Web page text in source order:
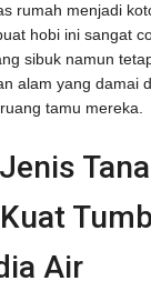
rumah menjadi
hobi ini sangat
sibuk namun
alam yang damai
tamu mereka.
Air